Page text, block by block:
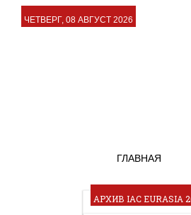
ЧЕТВЕРГ, 08 АВГУСТ 2026
ГЛАВНАЯ
АРХИВ IAC EURASIA